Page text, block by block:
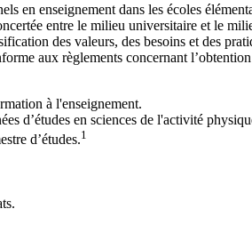
en enseignement dans les écoles
entre le milieu universitaire et le
des valeurs, des besoins et des
aux règlements concernant
à l'enseignement.
d’études en sciences de l'activité
d’études.1